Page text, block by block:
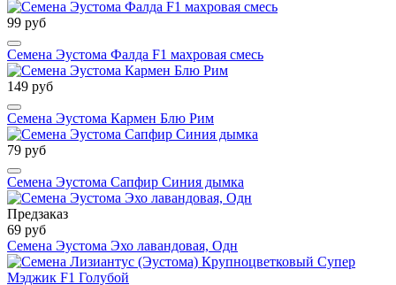
99 руб
Семена Эустома Фалда F1 махровая смесь
149 руб
Семена Эустома Кармен Блю Рим
79 руб
Семена Эустома Сапфир Синия дымка
Предзаказ
69 руб
Семена Эустома Эхо лавандовая, Одн